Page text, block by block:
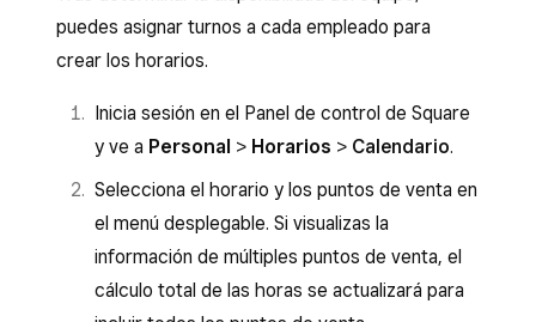
Selecciona el punto de venta en el menú
desplegable. Si es necesario, puedes
y la disponibilidad de todos ellos. Si
consultas la información de distintos puntos
de venta, el cálculo total de las horas se
actualizará para incluir todos los que
selecciones.
En la fila de un empleado, haz clic en el
Square para equipos, seleccionaYo.
Escoge el día de la semana que quieras
editar para abrir la pantalla Añadir
disponibilidad.
Haz los cambios que quieras yguárdalos
puedes asignar turnos a cada empleado para
crear los horarios.
Inicia sesión en el Panel de control de Square
y ve a Personal > Horarios > Calendario.
Selecciona el horario y los puntos de venta en
el menú desplegable. Si visualizas la
información de múltiples puntos de venta, el
cálculo total de las horas se actualizará para